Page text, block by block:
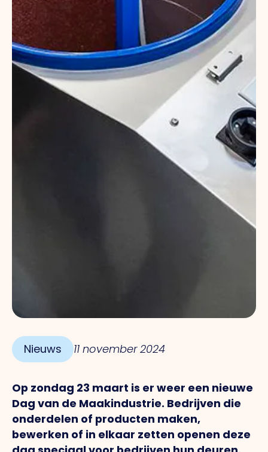
Nieuws 11 november 2024
Op zondag 23 maart is er weer een nieuwe
Dag van de Maakindustrie. Bedrijven die
onderdelen of producten maken,
bewerken of in elkaar zetten openen deze